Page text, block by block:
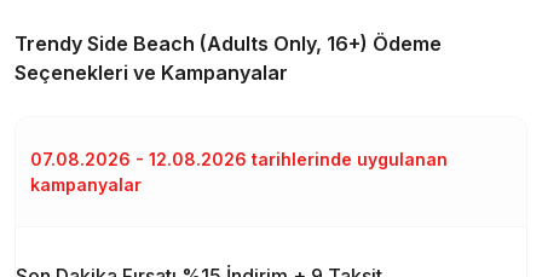
Trendy Side Beach (Adults Only, 16+) Ödeme
Seçenekleri ve Kampanyalar
07.08.2026 - 12.08.2026 tarihlerinde uygulanan
kampanyalar